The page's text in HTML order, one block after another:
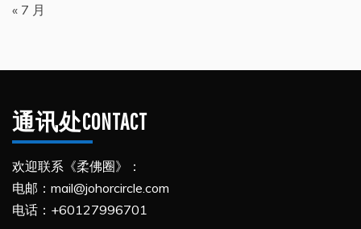
« 7 月
通讯处CONTACT
欢迎联系《柔佛圈》：
电邮：mail@johorcircle.com
电话：+60127996701